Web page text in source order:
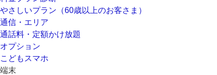
やさしいプラン（60歳以上のお客さま）
通信・エリア
通話料・定額かけ放題
オプション
こどもスマホ
端末